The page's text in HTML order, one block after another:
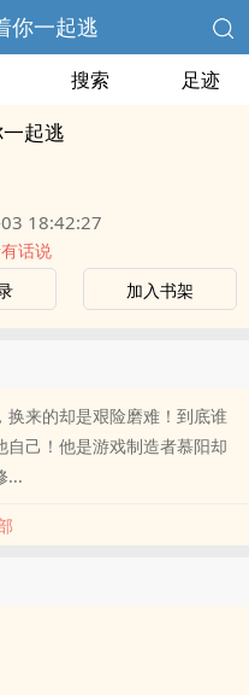
你一起逃
搜索 足迹
起逃
18:42:27
话说
加入书架
换来的却是艰险磨难！到底谁
己！他是游戏制造者慕阳却
...